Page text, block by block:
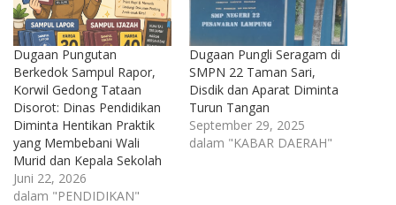
Dugaan Pungutan
Berkedok Sampul Rapor,
Korwil Gedong Tataan
Disorot: Dinas Pendidikan
Diminta Hentikan Praktik
yang Membebani Wali
Murid dan Kepala Sekolah
Juni 22, 2026
dalam "PENDIDIKAN"
Dugaan Pungli Seragam di
SMPN 22 Taman Sari,
Disdik dan Aparat Diminta
Turun Tangan
September 29, 2025
dalam "KABAR DAERAH"